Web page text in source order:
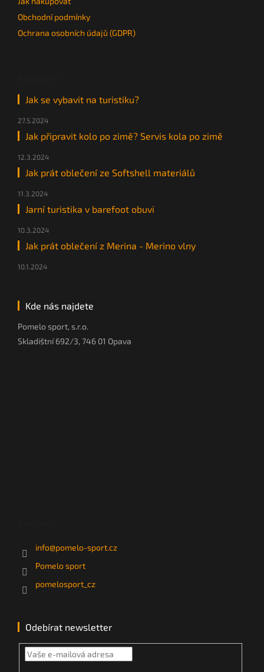
Obchodní podmínky
Ochrana osobních údajů (GDPR)
Jak se vybavit na turistiku?
27.5.2024
Jak připravit kolo po zimě? Servis kola po zimě
12.3.2024
Jak prát oblečení ze Softshell materiálů
11.3.2024
Jarní turistika v barefoot obuvi
10.3.2024
Jak prát oblečení z Merina - Merino vlny
10.1.2024
Kde nás najdete
Pomelo sport, s.r.o.
Skladištní 692/3, 746 01 Opava
info@pomelo-sport.cz
Pomelo sport
pomelosport_cz
Odebírat newsletter